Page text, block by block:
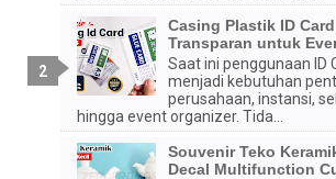
Casing Plastik ID
Transparan untuk
Saat ini penggunaan ID
menjadi kebutuhan
perusahaan, instansi,
hingga event organizer. Tida...
Souvenir Teko
Decal Multifunction